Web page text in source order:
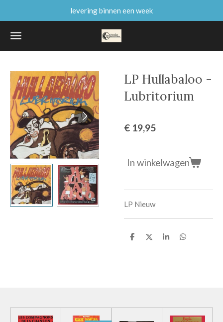
naar
de
levering binnen een week
LP Hullabaloo -
Lubritorium
€ 19,95
In winkelwagen
LP Nieuw
D
D
S
D